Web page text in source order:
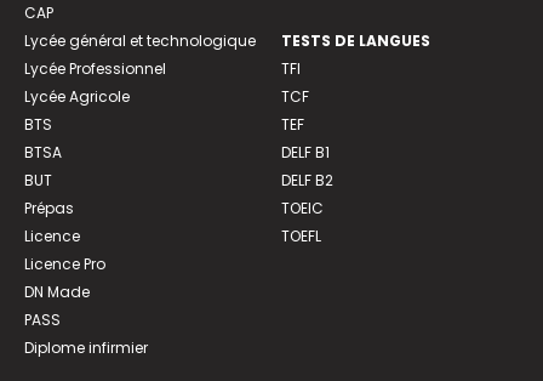
CAP
Lycée général et technologique
Lycée Professionnel
Lycée Agricole
BTS
BTSA
BUT
Prépas
Licence
Licence Pro
DN Made
PASS
Diplome infirmier
TESTS DE LANGUES
TFI
TCF
TEF
DELF B1
DELF B2
TOEIC
TOEFL